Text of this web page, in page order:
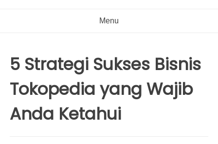
Menu
5 Strategi Sukses Bisnis
Tokopedia yang Wajib
Anda Ketahui